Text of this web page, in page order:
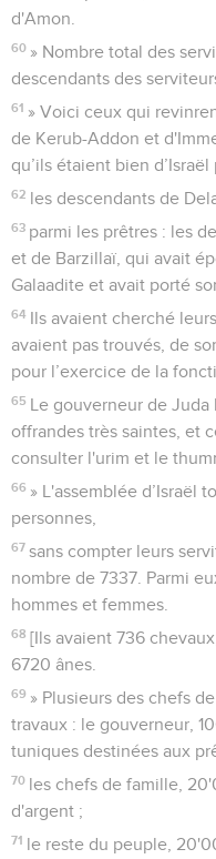
d'Amon.
60 » Nombre total des
descendants des
61 » Voici ceux qui
de Kerub-Addon et
qu’ils étaient bien
62 les descendants de
63 parmi les prêtres : les
et de Barzillaï, qui avait
Galaadite et avait porté
64 Ils avaient cherché
avaient pas trouvés, de
pour l’exercice de la
65 Le gouverneur de
offrandes très saintes, et
consulter l'urim et le
66 » L'assemblée d’Israël
personnes,
67 sans compter leurs
nombre de 7337. Parmi
hommes et femmes.
68 [Ils avaient 736
6720 ânes.
69 » Plusieurs des chefs
travaux : le gouverneur,
tuniques destinées aux
70 les chefs de famille,
d'argent ;
71 le reste du peuple,